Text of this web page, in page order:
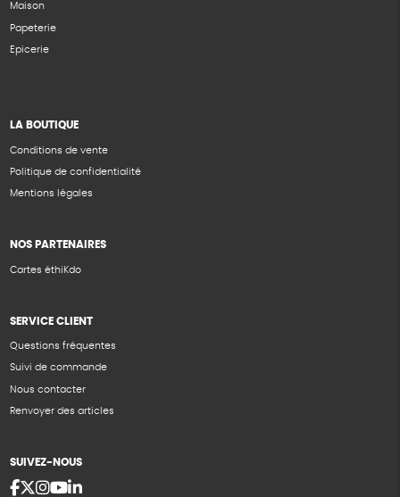
Maison
Papeterie
Epicerie
LA BOUTIQUE
Conditions de vente
Politique de confidentialité
Mentions légales
NOS PARTENAIRES
Cartes éthiKdo
SERVICE CLIENT
Questions fréquentes
Suivi de commande
Nous contacter
Renvoyer des articles
SUIVEZ-NOUS